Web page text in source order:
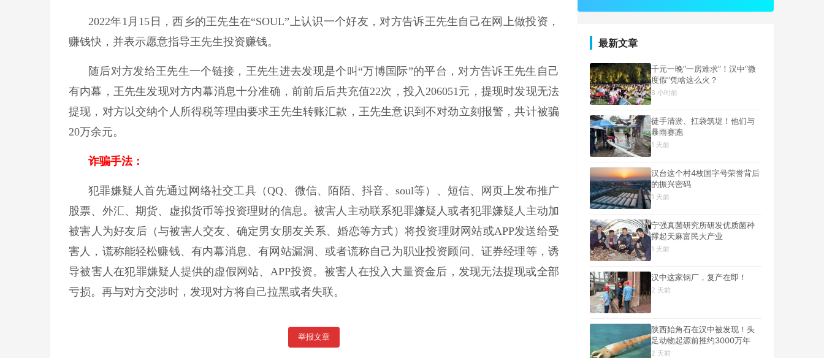
2022年1月15日，西乡的王先生在“SOUL”上认识一个好友，对方告诉王先生自己在网上做投资，
赚钱快，并表示愿意指导王先生投资赚钱。
随后对方发给王先生一个链接，王先生进去发现是个叫“万博国际”的平台，对方告诉王先生自己
有内幕，王先生发现对方内幕消息十分准确，前前后后共充值22次，投入206051元，提现时发现无法
提现，对方以交纳个人所得税等理由要求王先生转账汇款，王先生意识到不对劲立刻报警，共计被骗
20万余元。
诈骗手法：
犯罪嫌疑人首先通过网络社交工具（QQ、微信、陌陌、抖音、soul等）、短信、网页上发布推广
股票、外汇、期货、虚拟货币等投资理财的信息。被害人主动联系犯罪嫌疑人或者犯罪嫌疑人主动加
被害人为好友后（与被害人交友、确定男女朋友关系、婚恋等方式）将投资理财网站或APP发送给受
害人，谎称能轻松赚钱、有内幕消息、有网站漏洞、或者谎称自己为职业投资顾问、证券经理等，诱
导被害人在犯罪嫌疑人提供的虚假网站、APP投资。被害人在投入大量资金后，发现无法提现或全部
亏损。再与对方交涉时，发现对方将自己拉黑或者失联。
举报文章
最新文章
千元一晚“一房难求”！汉中“微
度假”凭啥这么火？
8 小时前
徒手清淤、扛袋筑堤！他们与
暴雨赛跑
1 天前
汉台这个村4枚国字号荣誉背后
的振兴密码
1 天前
宁强真菌研究所研发优质菌种
撑起天麻富民大产业
1 天前
汉中这家钢厂，复产在即！
2 天前
陕西始角石在汉中被发现！头
足动物起源前推约3000万年
2 天前